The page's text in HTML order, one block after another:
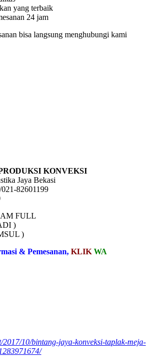
yang terbaik
24 jam
bisa langsung menghubungi kami
KONVEKSI
Jaya Bekasi
82601199
FULL
)
)
& Pemesanan, KLIK WA
2017/10/bintang-jaya-konveksi-taplak-meja-